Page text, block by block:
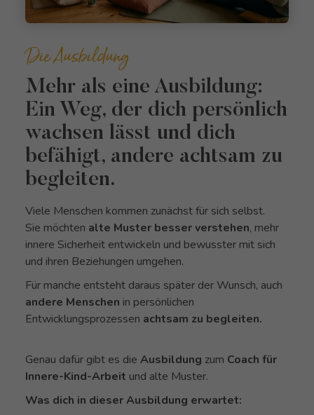
Die Ausbildung
Mehr als eine Ausbildung:
Ein Weg, der dich persönlich
wachsen lässt und dich
befähigt, andere achtsam zu
begleiten.
Viele Menschen kommen zunächst für sich selbst.
Sie möchten alte Muster besser verstehen, mehr
innere Sicherheit entwickeln und bewusster mit sich
und ihren Beziehungen umgehen.
Für manche entsteht daraus später der Wunsch, auch
andere Menschen in persönlichen
Entwicklungsprozessen achtsam zu begleiten.
Genau dafür gibt es die Ausbildung zum Coach für
Innere-Kind-Arbeit und alte Muster.
Was dich in dieser Ausbildung erwartet: